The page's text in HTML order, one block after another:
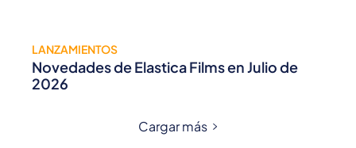
LANZAMIENTOS
Novedades de Elastica Films en Julio de
2026
Cargar más